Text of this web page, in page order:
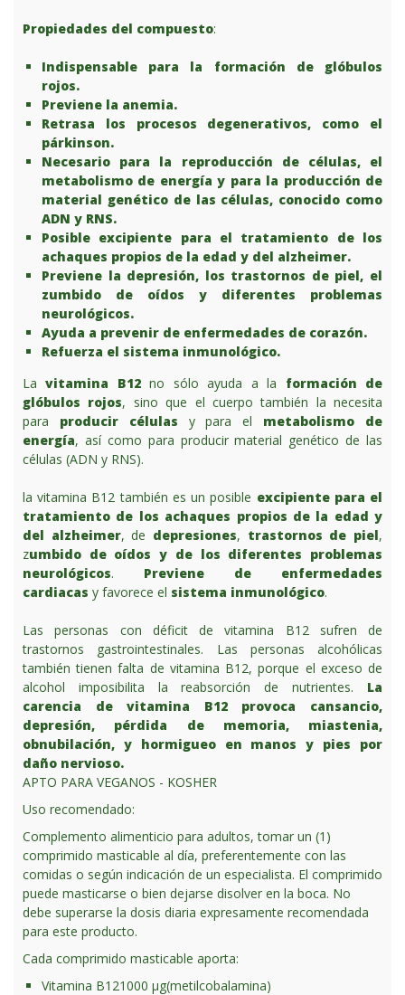
Propiedades del compuesto:
Indispensable para la formación de glóbulos
rojos.
Previene la anemia.
Retrasa los procesos degenerativos, como el
párkinson.
Necesario para la reproducción de células, el
metabolismo de energía y para la producción de
material genético de las células, conocido como
ADN y RNS.
Posible excipiente para el tratamiento de los
achaques propios de la edad y del alzheimer.
Previene la depresión, los trastornos de piel, el
zumbido de oídos y diferentes problemas
neurológicos.
Ayuda a prevenir de enfermedades de corazón.
Refuerza el sistema inmunológico.
Lavitamina B12no sólo ayuda a la formación de
glóbulos rojos, sino que el cuerpo también la necesita
para producir células y para el metabolismo de
energía, así como para producir material genético de las
células (ADN y RNS).
la vitamina B12 también es un posible excipiente para el
tratamiento de los achaques propios de la edad y
del alzheimer, de depresiones, trastornos de piel,
zumbido de oídos y de los diferentes problemas
neurológicos.
Previene de enfermedades
cardiacas y favorece el sistema inmunológico.
Las personas con déficit de vitamina B12 sufren de
trastornos gastrointestinales. Las personas alcohólicas
también tienen falta de vitamina B12, porque el exceso de
alcohol imposibilita la reabsorción de nutrientes. La
carencia de vitamina B12 provoca cansancio,
depresión, pérdida de memoria, miastenia,
obnubilación, y hormigueo en manos y pies por
daño nervioso.
APTO PARA VEGANOS - KOSHER
Uso recomendado:
Complemento alimenticio para adultos, tomar un (1)
comprimido masticable al día, preferentemente con las
comidas o según indicación de un especialista. El comprimido
puede masticarse o bien dejarse disolver en la boca. No
debe superarse la dosis diaria expresamente recomendada
para este producto.
Cada comprimido masticable aporta:
Vitamina B121000 μg(metilcobalamina)